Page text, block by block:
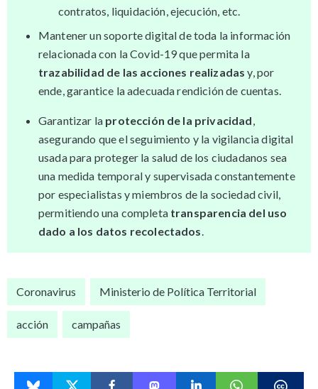
contratos, liquidación, ejecución, etc.
Mantener un soporte digital de toda la información
relacionada con la Covid-19 que permita la
trazabilidad de las acciones realizadas y, por
ende, garantice la adecuada rendición de cuentas.
Garantizar la protección de la privacidad,
asegurando que el seguimiento y la vigilancia digital
usada para proteger la salud de los ciudadanos sea
una medida temporal y supervisada constantemente
por especialistas y miembros de la sociedad civil,
permitiendo una completa transparencia del uso
dado a los datos recolectados.
Coronavirus Ministerio de Política Territorial
acción campañas